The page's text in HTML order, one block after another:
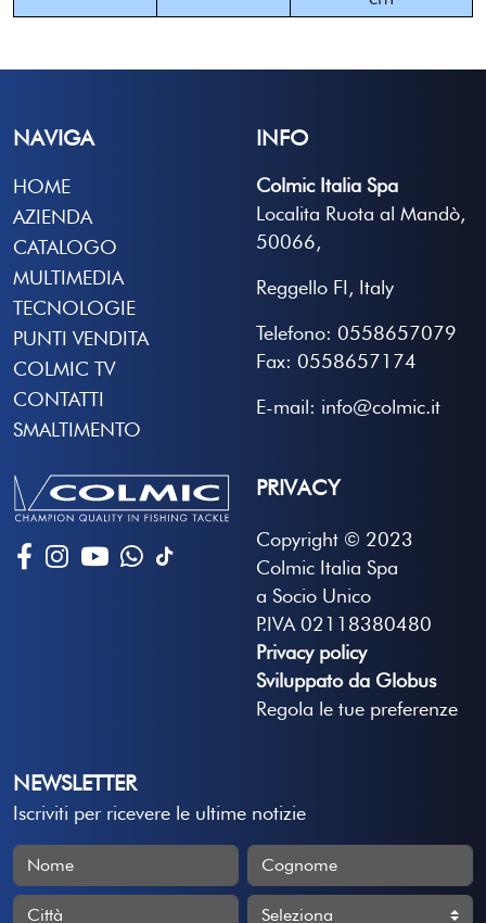
NAVIGA
HOME
AZIENDA
CATALOGO
MULTIMEDIA
TECNOLOGIE
PUNTI VENDITA
COLMIC TV
CONTATTI
SMALTIMENTO
INFO
Colmic Italia Spa
Localita Ruota al Mandò,
50066,
Reggello FI, Italy
Telefono: 0558657079
Fax: 0558657174
E-mail: info@colmic.it
PRIVACY
Copyright © 2023
Colmic Italia Spa
a Socio Unico
P.IVA 02118380480
Privacy policy
Sviluppato da Globus
Regola le tue preferenze
NEWSLETTER
Iscriviti per ricevere le ultime notizie